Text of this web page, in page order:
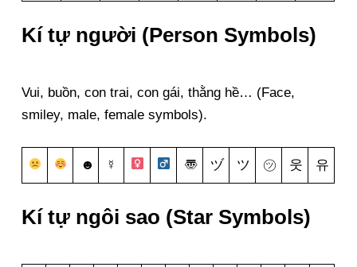
Kí tự người (Person Symbols)
Vui, buồn, con trai, con gái, thằng hề… (Face,
smiley, male, female symbols).
☻ ☿ 〠 ヅ ツ ㋡ 웃 유
Kí tự ngôi sao (Star Symbols)